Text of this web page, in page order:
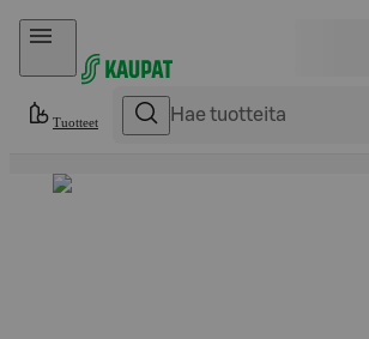
Hyppää sisältöön
Tuotteet